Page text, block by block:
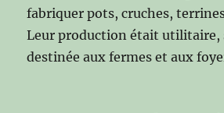
fabriquer pots, cruches,
Leur production était utilitaire,
destinée aux fermes et aux